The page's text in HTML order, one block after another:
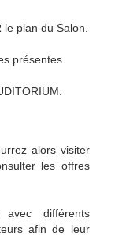
plan du Salon.
présentes.
alors visiter
les offres
avec différents
afin de leur